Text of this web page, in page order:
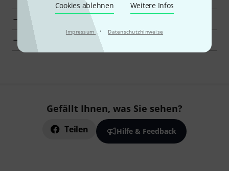
Cookies ablehnen Weitere Infos
Impressum · Datenschutzhinweise
Gefällt Ihnen, was Sie sehen?
Teilen Hilfe & Feedback